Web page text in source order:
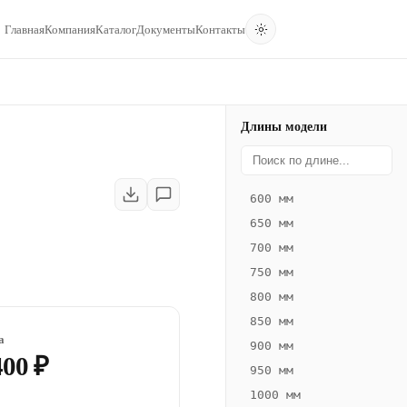
ГлавнаяКомпанияКаталогДокументыКонтакты
₽
Длины модели
600 мм
650 мм
700 мм
750 мм
800 мм
850 мм
900 мм
950 мм
1000 мм